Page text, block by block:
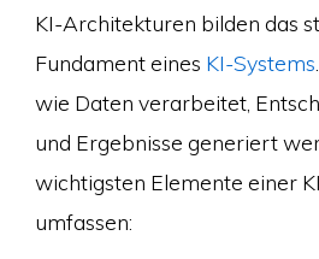
KI-Architekturen bilden das
Fundament eines KI-Systems
wie Daten verarbeitet,
und Ergebnisse generiert
wichtigsten Elemente einer
umfassen: